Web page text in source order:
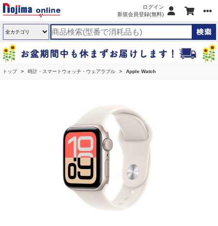
ログイン
新規会員登録(無料)
トップ 時計・スマートウォッチ・ウェアラブル Apple Watch